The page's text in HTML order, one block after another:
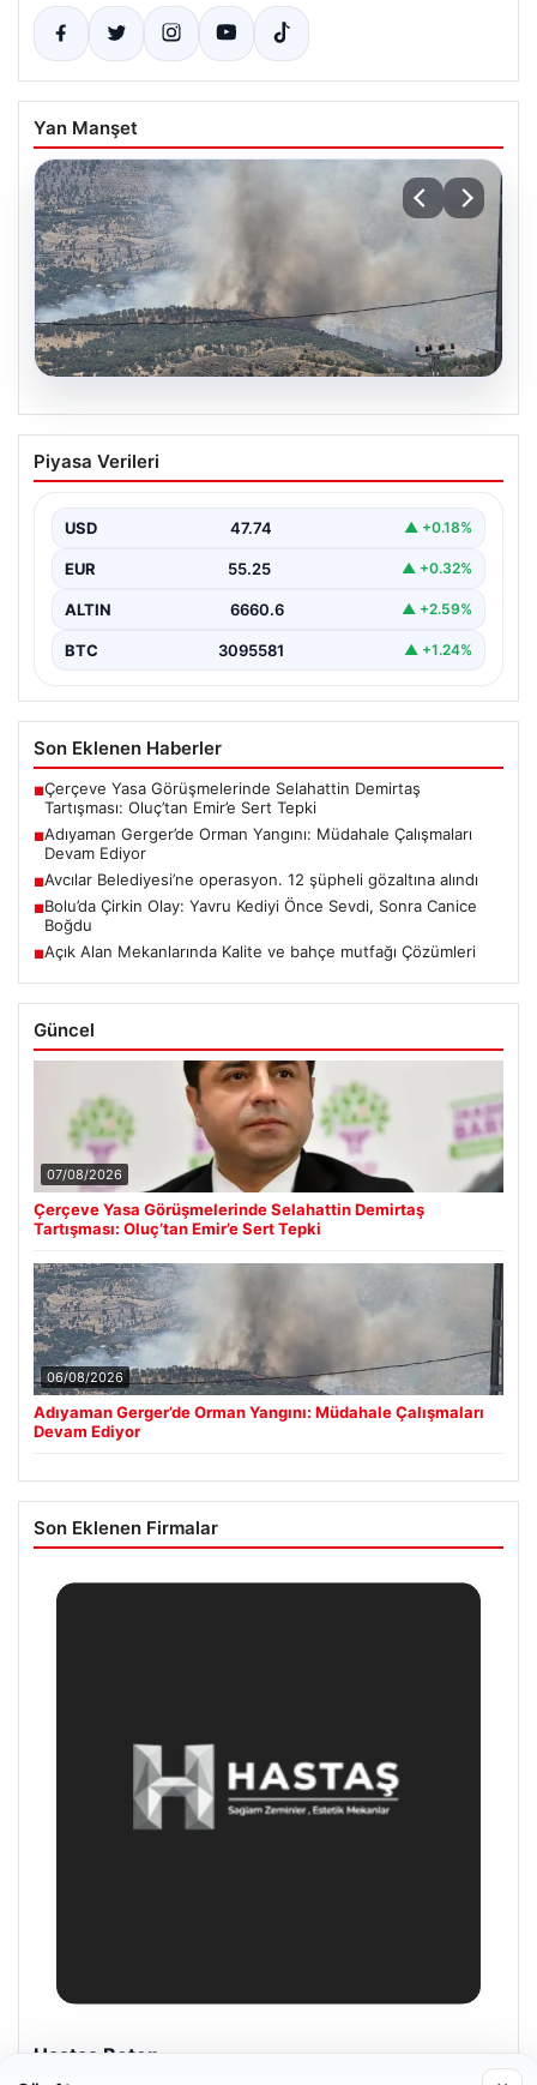
Yan Manşet
Adıyaman Gerger’de Orman Yangını:
Müdahale Çalışmaları Devam Ediyor
ediyor. Çobanpınar ile Kütüklü köyleri arasında bulunan
geniş…
Piyasa Verileri
USD 47.74 ▲ +0.18%
EUR 55.25 ▲ +0.32%
ALTIN 6660.6 ▲ +2.59%
BTC 3095581 ▲ +1.24%
Son Eklenen Haberler
■Çerçeve Yasa Görüşmelerinde Selahattin Demirtaş
Tartışması: Oluç’tan Emir’e Sert Tepki
■Adıyaman Gerger’de Orman Yangını: Müdahale Çalışmaları
Devam Ediyor
■Avcılar Belediyesi’ne operasyon. 12 şüpheli gözaltına alındı
■Bolu’da Çirkin Olay: Yavru Kediyi Önce Sevdi, Sonra Canice
Boğdu
■Açık Alan Mekanlarında Kalite ve bahçe mutfağı Çözümleri
Güncel
07/08/2026
Çerçeve Yasa Görüşmelerinde Selahattin Demirtaş
Tartışması: Oluç’tan Emir’e Sert Tepki
06/08/2026
Adıyaman Gerger’de Orman Yangını: Müdahale Çalışmaları
Devam Ediyor
Son Eklenen Firmalar
Enes Kaplan Avukatlık Bürosu